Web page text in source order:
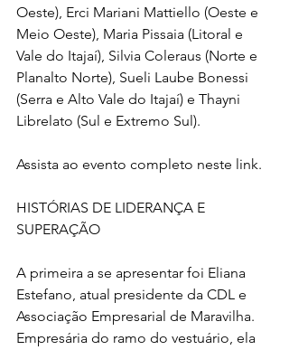
Oeste), Erci Mariani Mattiello (Oeste e
Meio Oeste), Maria Pissaia (Litoral e
Vale do Itajaí), Silvia Coleraus (Norte e
Planalto Norte), Sueli Laube Bonessi
(Serra e Alto Vale do Itajaí) e Thayni
Librelato (Sul e Extremo Sul).
Assista ao evento completo neste link.
HISTÓRIAS DE LIDERANÇA E
SUPERAÇÃO
A primeira a se apresentar foi Eliana
Estefano, atual presidente da CDL e
Associação Empresarial de Maravilha.
Empresária do ramo do vestuário, ela